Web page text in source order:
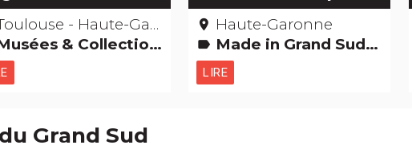
- Haute-Garonne
& Collections
place Haute-Garonne
label Made in Grand Sud Etonnant... non ? Gens d'ici Curiosités naturelles Edifices remarquables
LIRE
Grand Sud